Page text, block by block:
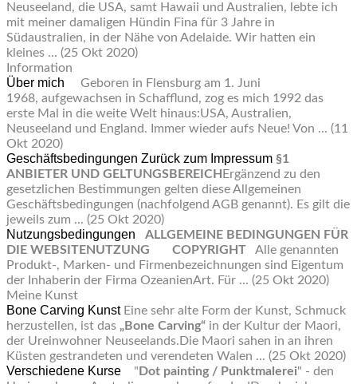
Neuseeland, die USA, samt Hawaii und Australien, lebte ich
mit meiner damaligen Hündin Fina für 3 Jahre in
Südaustralien, in der Nähe von Adelaide. Wir hatten ein
kleines ... (25 Okt 2020)
Information
Über mich
Geboren in Flensburg am 1. Juni
1968, aufgewachsen in Schafflund, zog es mich 1992 das
erste Mal in die weite Welt hinaus:USA, Australien,
Neuseeland und England. Immer wieder aufs Neue! Von ... (11
Okt 2020)
Geschäftsbedingungen Zurück zum Impressum §1
ANBIETER UND GELTUNGSBEREICH Ergänzend zu den
gesetzlichen Bestimmungen gelten diese Allgemeinen
Geschäftsbedingungen (nachfolgend AGB genannt). Es gilt die
jeweils zum ... (25 Okt 2020)
Nutzungsbedingungen
ALLGEMEINE BEDINGUNGEN FÜR
DIE WEBSITENUTZUNG
COPYRIGHT Alle genannten
Produkt-, Marken- und Firmenbezeichnungen sind Eigentum
der Inhaberin der Firma OzeanienArt. Für ... (25 Okt 2020)
Meine Kunst
Bone Carving Kunst Eine sehr alte Form der Kunst, Schmuck
herzustellen, ist das „Bone Carving“ in der Kultur der Maori,
der Ureinwohner Neuseelands.Die Maori sahen in an ihren
Küsten gestrandeten und verendeten Walen ... (25 Okt 2020)
Verschiedene Kurse " Dot painting / Punktmalerei" - den